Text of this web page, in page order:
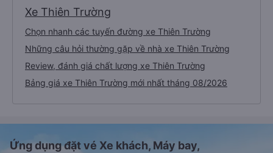
Xe Thiên Trường
Chọn nhanh các tuyến đường xe Thiên Trường
Những câu hỏi thường gặp về nhà xe Thiên Trường
Review, đánh giá chất lượng xe Thiên Trường
Bảng giá xe Thiên Trường mới nhất tháng 08/2026
Ứng dụng đặt vé Xe khách, Máy bay,